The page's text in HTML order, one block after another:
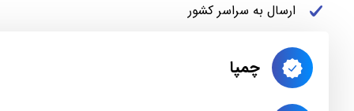
ارسال به سراسر کشور
چمپا